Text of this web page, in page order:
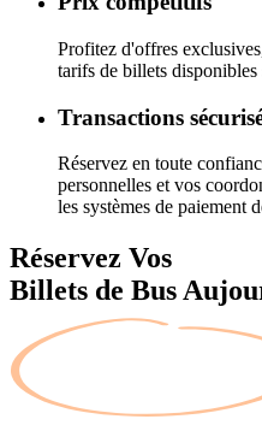
Profitez d'offres
tarifs de billets disponibles
Transactions
Réservez en toute
personnelles et vos
les systèmes de paiement
Réservez Vos
Billets de Bus